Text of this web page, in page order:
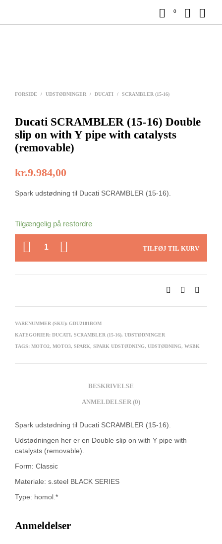
0
FORSIDE / UDSTØDNINGER / DUCATI / SCRAMBLER (15-16)
Ducati SCRAMBLER (15-16) Double
slip on with Y pipe with catalysts
(removable)
kr.9.984,00
Spark udstødning til Ducati SCRAMBLER (15-16).
Tilgængelig på restordre
ANTAL
TILFØJ TIL KURV
VARENUMMER (SKU): GDU2101BOM
KATEGORIER: DUCATI, SCRAMBLER (15-16), UDSTØDNINGER
TAGS: MOTO2, MOTO3, SPARK, SPARK UDSTØDNING, UDSTØDNING, WSBK
BESKRIVELSE
ANMELDELSER (0)
Spark udstødning til Ducati SCRAMBLER (15-16).
Udstødningen her er en Double slip on with Y pipe with
catalysts (removable).
Form: Classic
Materiale: s.steel BLACK SERIES
Type: homol.*
Anmeldelser